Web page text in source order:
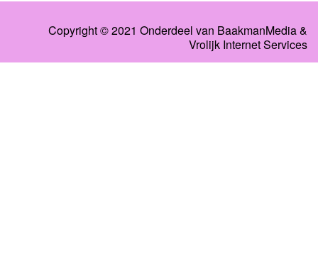
Copyright © 2021 Onderdeel van BaakmanMedia&
Vrolijk Internet Services